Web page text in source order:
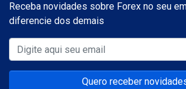
Receba novidades sobre Forex no seu
diferencie dos demais
Quero receber